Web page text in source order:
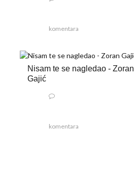
komentara
Nisam te se nagledao - Zoran
Gajić
komentara